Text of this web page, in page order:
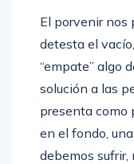
El porvenir nos
detesta el
“empate” algo
solución a las
presenta como
en el fondo,
debemos